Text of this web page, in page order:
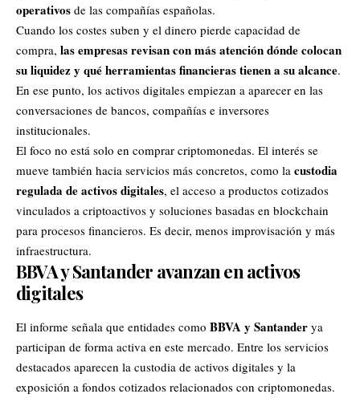
operativos de las compañías españolas.
Cuando los costes suben y el dinero pierde capacidad de
compra, las empresas revisan con más atención dónde colocan
su liquidez y qué herramientas financieras tienen a su alcance.
En ese punto, los activos digitales empiezan a aparecer en las
conversaciones de bancos, compañías e inversores
institucionales.
El foco no está solo en comprar criptomonedas. El interés se
mueve también hacia servicios más concretos, como la custodia
regulada de activos digitales, el acceso a productos cotizados
vinculados a criptoactivos y soluciones basadas en blockchain
para procesos financieros. Es decir, menos improvisación y más
infraestructura.
BBVA y Santander avanzan en activos
digitales
El informe señala que entidades como BBVA y Santander ya
participan de forma activa en este mercado. Entre los servicios
destacados aparecen la custodia de activos digitales y la
exposición a fondos cotizados relacionados con criptomonedas.